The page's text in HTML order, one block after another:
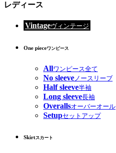
レディース
Vintageヴィンテージ
One pieceワンピース
Allワンピース全て
No sleeve ノースリーブ
Half sleeve半袖
Long sleeve長袖
Overallsオーバーオール
Setupセットアップ
Skirtスカート